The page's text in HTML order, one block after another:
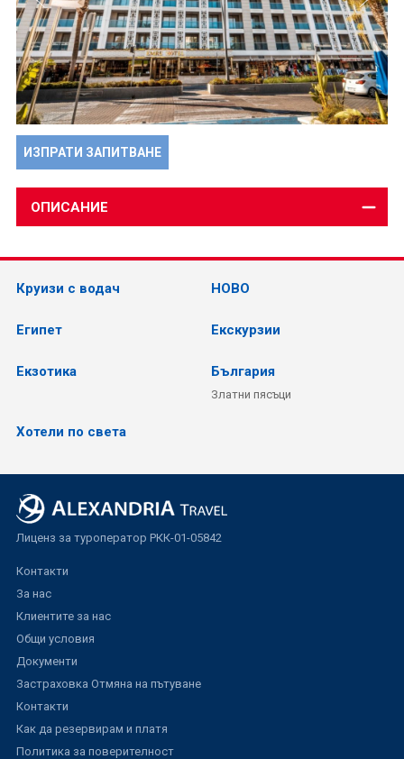
ИЗПРАТИ ЗАПИТВАНЕ
ОПИСАНИЕ
Круизи с водач НОВО
Египет Екскурзии
Екзотика България
Златни пясъци
Хотели по света
Лиценз за туроператор РКК-01-05842
Контакти
За нас
Клиентите за нас
Общи условия
Документи
Застраховка Отмяна на пътуване
Контакти
Как да резервирам и платя
Политика за поверителност